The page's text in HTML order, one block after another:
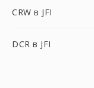
CRW в JFI
DCR в JFI